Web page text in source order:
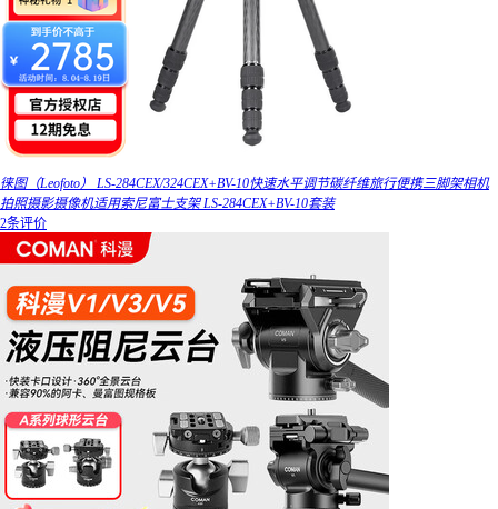
徕图（Leofoto） LS-284CEX/324CEX+BV-10快速水平调节碳纤维旅行便携三脚架相机
拍照摄影摄像机适用索尼富士支架 LS-284CEX+BV-10套装
2条评价